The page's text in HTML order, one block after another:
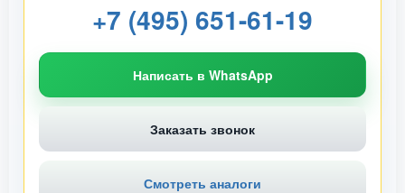
+7 (495) 651-61-19
Написать в WhatsApp
Заказать звонок
Смотреть аналоги